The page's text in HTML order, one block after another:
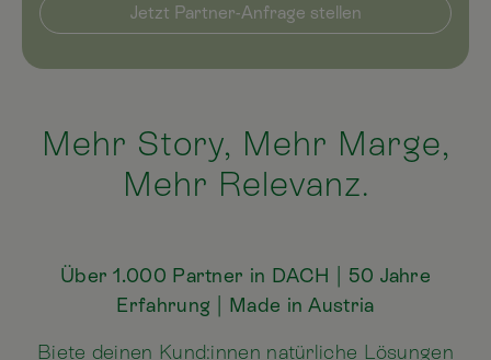
Jetzt Partner-Anfrage stellen
Mehr Story, Mehr Marge,
Mehr Relevanz.
Über 1.000 Partner in DACH | 50 Jahre
Erfahrung | Made in Austria
Biete deinen Kund:innen natürliche Lösungen